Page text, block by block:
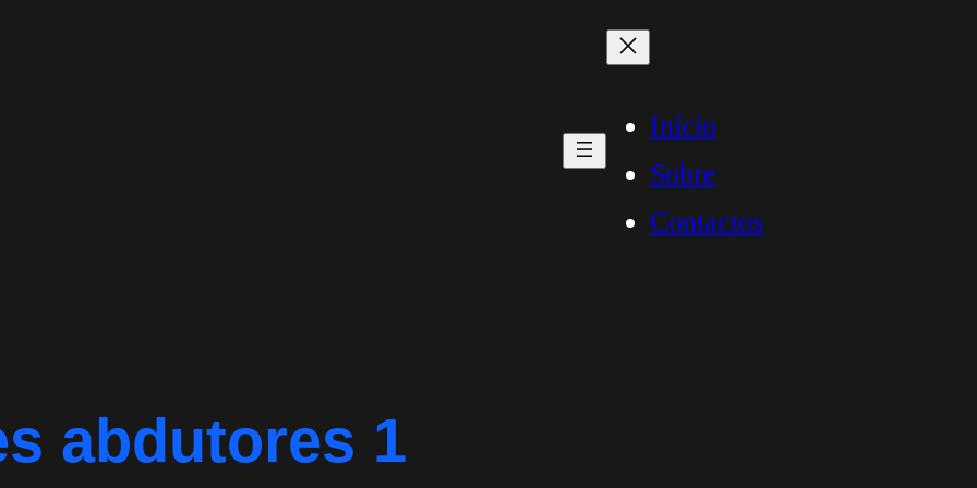
Início
Sobre
Contactos
abdutores 1